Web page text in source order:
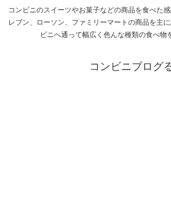
コンビニのスイーツやお菓子などの商品を食べた
レブン、ローソン、ファミリーマートの商品を主
ビニへ通って幅広く色んな種類の食べ物
コンビニブログ